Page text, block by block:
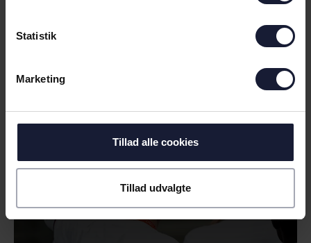
Statistik
Marketing
Tillad alle cookies
Tillad udvalgte